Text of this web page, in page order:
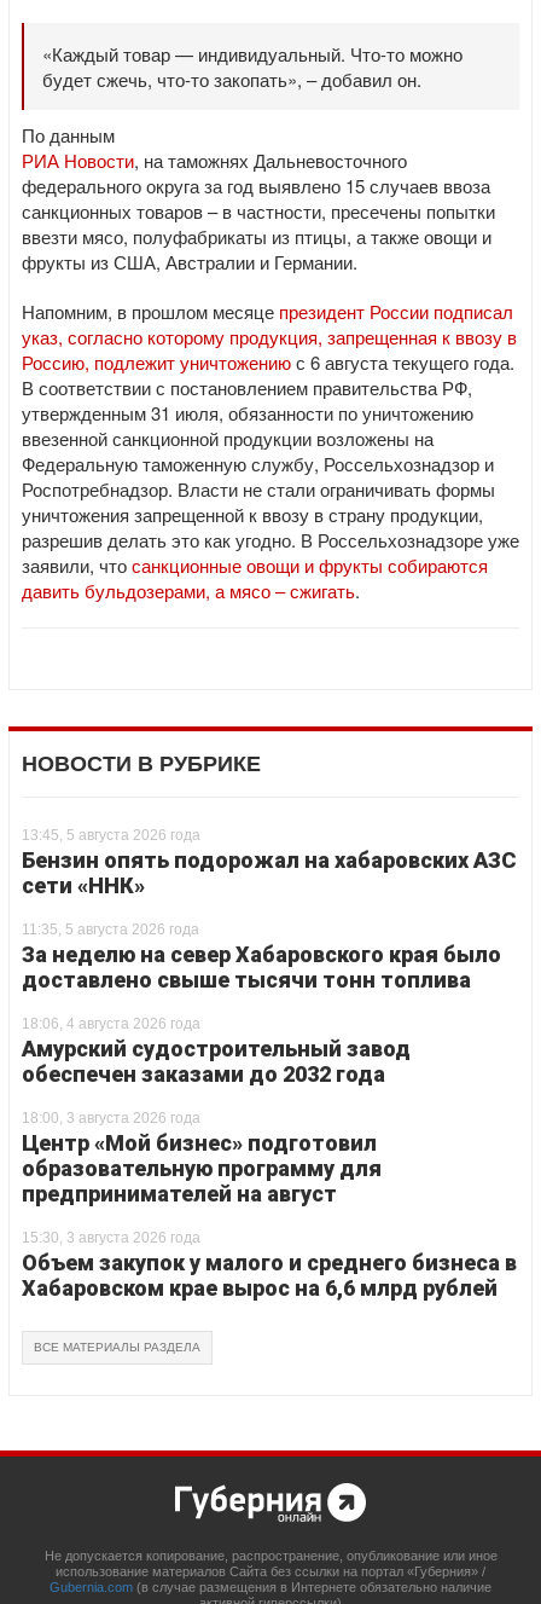
«Каждый товар — индивидуальный. Что-то можно
будет сжечь, что-то закопать», – добавил он.
По данным
РИА Новости, на таможнях Дальневосточного
федерального округа за год выявлено 15 случаев ввоза
санкционных товаров – в частности, пресечены попытки
ввезти мясо, полуфабрикаты из птицы, а также овощи и
фрукты из США, Австралии и Германии.
Напомним, в прошлом месяце президент России подписал
указ, согласно которому продукция, запрещенная к ввозу в
Россию, подлежит уничтожениюс 6 августа текущего года.
В соответствии с постановлением правительства РФ,
утвержденным 31 июля, обязанности по уничтожению
ввезенной санкционной продукции возложены на
Федеральную таможенную службу, Россельхознадзор и
Роспотребнадзор. Власти не стали ограничивать формы
уничтожения запрещенной к ввозу в страну продукции,
разрешив делать это как угодно. В Россельхознадзоре уже
заявили, чтосанкционные овощи и фрукты собираются
давить бульдозерами, а мясо – сжигать.
НОВОСТИ В РУБРИКЕ
13:45, 5 августа 2026 года
Бензин опять подорожал на хабаровских АЗС
сети «ННК»
11:35, 5 августа 2026 года
За неделю на север Хабаровского края было
доставлено свыше тысячи тонн топлива
18:06, 4 августа 2026 года
Амурский судостроительный завод
обеспечен заказами до 2032 года
18:00, 3 августа 2026 года
Центр «Мой бизнес» подготовил
образовательную программу для
предпринимателей на август
15:30, 3 августа 2026 года
Объем закупок у малого и среднего бизнеса в
Хабаровском крае вырос на 6,6 млрд рублей
ВСЕ МАТЕРИАЛЫ РАЗДЕЛА
Не допускается копирование, распространение, опубликование или иное
использование материалов Сайта без ссылки на портал «Губерния» /
Gubernia.com (в случае размещения в Интернете обязательно наличие